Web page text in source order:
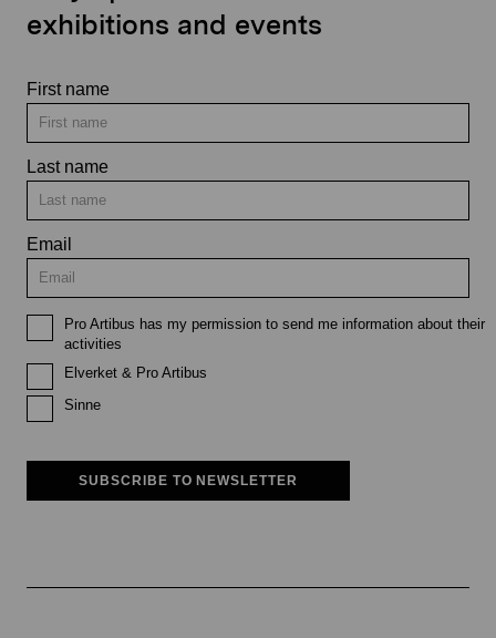
exhibitions and events
First name
Last name
Email
Pro Artibus has my permission to send me information about their
activities
Elverket & Pro Artibus
Sinne
SUBSCRIBE TO NEWSLETTER